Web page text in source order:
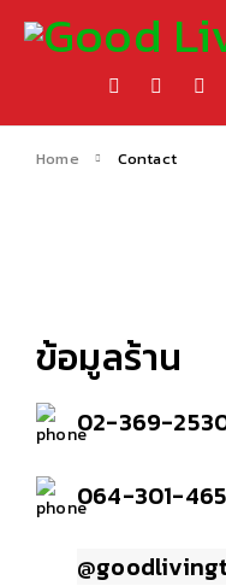
Home Contact
ข้อมูลร้าน
02-369-
064-301-